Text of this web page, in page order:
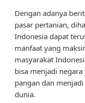
Dengan adanya
pasar pertanian,
Indonesia dapat
manfaat yang
masyarakat
bisa menjadi
pangan dan
dunia.